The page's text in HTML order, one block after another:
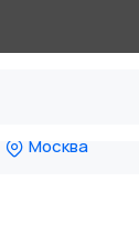
Москва